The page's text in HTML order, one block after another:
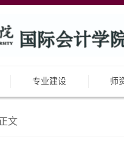
专业建设 师
文